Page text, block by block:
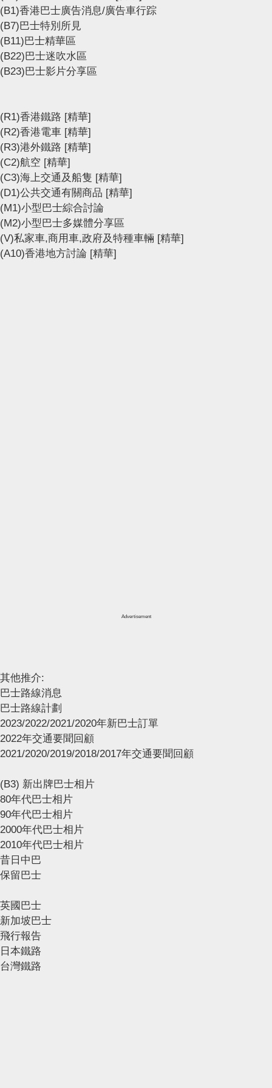
(B1)香港巴士廣告消息/廣告車行踪
(B7)巴士特別所見
(B11)巴士精華區
(B22)巴士迷吹水區
(B23)巴士影片分享區
(R1)香港鐵路 [精華]
(R2)香港電車 [精華]
(R3)港外鐵路 [精華]
(C2)航空 [精華]
(C3)海上交通及船隻 [精華]
(D1)公共交通有關商品 [精華]
(M1)小型巴士綜合討論
(M2)小型巴士多媒體分享區
(V)私家車,商用車,政府及特種車輛 [精華]
(A10)香港地方討論 [精華]
Advertisement
其他推介:
巴士路線消息
巴士路線計劃
2023/2022/2021/2020年新巴士訂單
2022年交通要聞回顧
2021/2020/2019/2018/2017年交通要聞回顧
(B3) 新出牌巴士相片
80年代巴士相片
90年代巴士相片
2000年代巴士相片
2010年代巴士相片
昔日中巴
保留巴士
英國巴士
新加坡巴士
飛行報告
日本鐵路
台灣鐵路